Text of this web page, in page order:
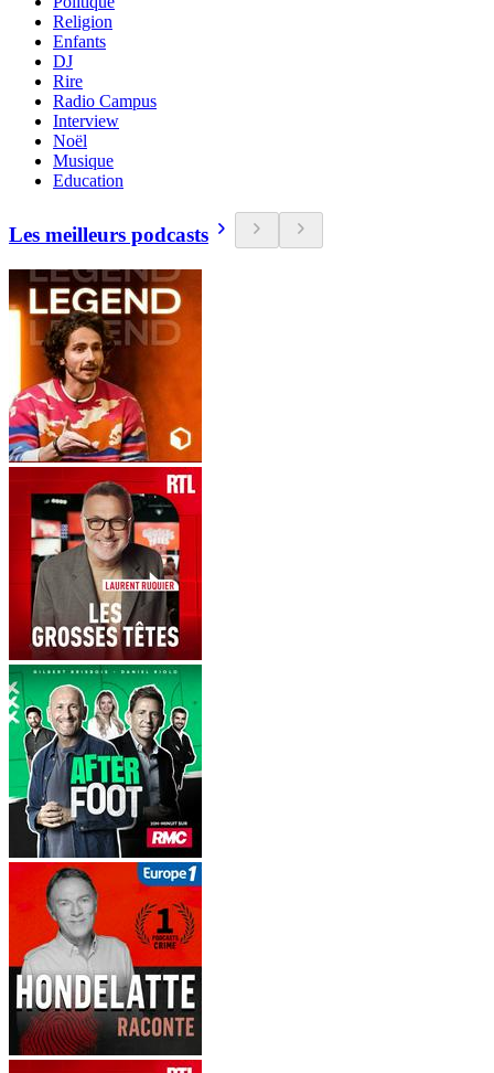
Religion
Enfants
DJ
Rire
Radio Campus
Interview
Noël
Musique
Education
Les meilleurs podcasts